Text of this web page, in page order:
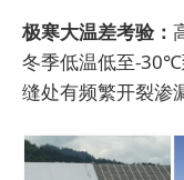
极寒大温差考验：
冬季低温低至-
缝处有频繁开裂渗